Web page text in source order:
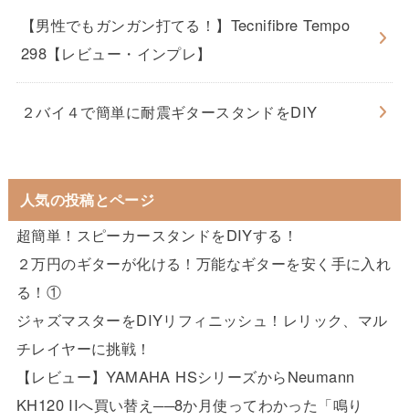
【男性でもガンガン打てる！】Tecnifibre Tempo
298【レビュー・インプレ】
２バイ４で簡単に耐震ギタースタンドをDIY
人気の投稿とページ
超簡単！スピーカースタンドをDIYする！
２万円のギターが化ける！万能なギターを安く手に入れ
る！①
ジャズマスターをDIYリフィニッシュ！レリック、マル
チレイヤーに挑戦！
【レビュー】YAMAHA HSシリーズからNeumann
KH120 IIへ買い替え──8か月使ってわかった「鳴り